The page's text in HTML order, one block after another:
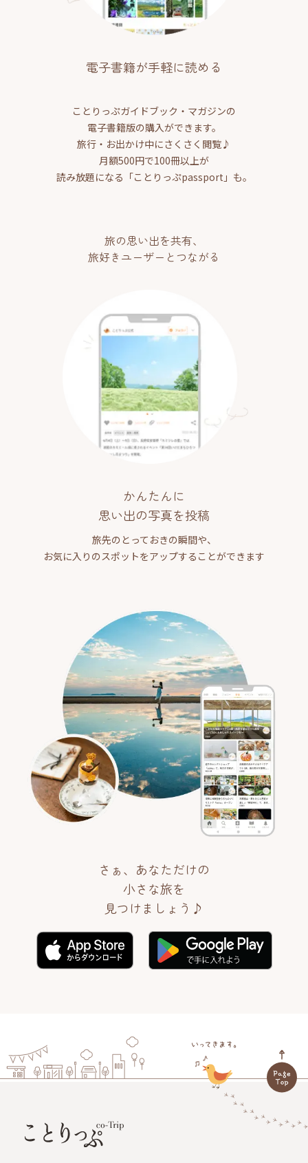
電子書籍が手軽に読める
ことりっぷガイドブック・マガジンの
電子書籍版の購入ができます。
旅行・お出かけ中にさくさく閲覧♪
月額500円で100冊以上が
読み放題になる「ことりっぷpassport」も。
旅の思い出を共有、
旅好きユーザーとつながる
かんたんに
思い出の写真を投稿
旅先のとっておきの瞬間や、
お気に入りのスポットをアップすることができます
さぁ、あなただけの
小さな旅を
見つけましょう♪